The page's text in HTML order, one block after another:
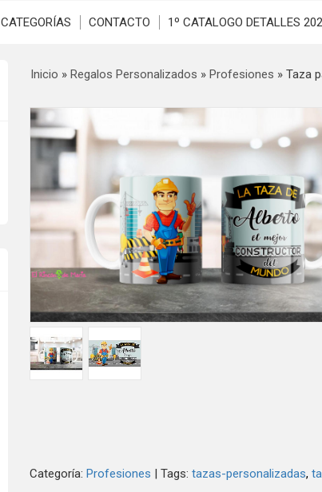
CATEGORÍAS CONTACTO 1º CATALOGO DETALLES
Inicio » Regalos Personalizados » Profesiones » Taza
Categoría: Profesiones | Tags: tazas-personalizadas